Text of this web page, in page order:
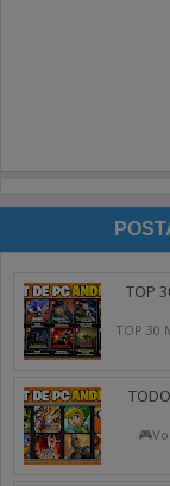
TOP
TOP 30